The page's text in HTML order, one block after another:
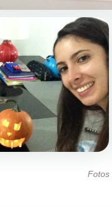
Fotos